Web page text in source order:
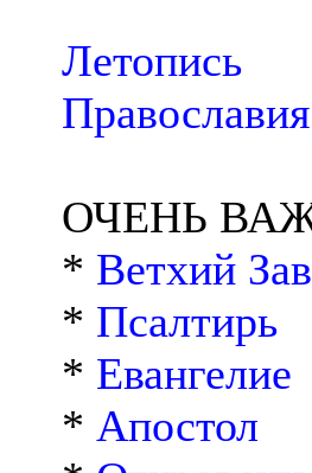
Летопись
ОЧЕНЬ
* Ветхий
* Псалтирь
* Евангелие
* Апостол